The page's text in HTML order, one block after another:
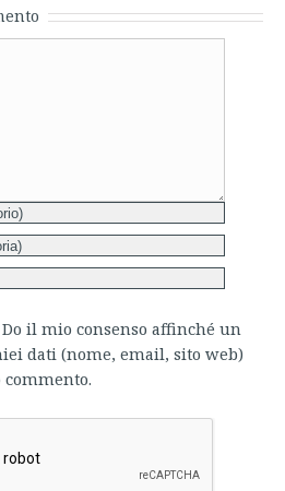
Do il mio consenso affinché un
dati (nome, email, sito web)